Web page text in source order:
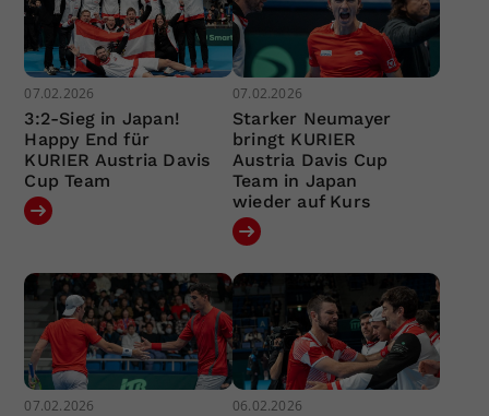
07.02.2026
3:2-Sieg in Japan!
Happy End für
KURIER Austria Davis
Cup Team
07.02.2026
Starker Neumayer
bringt KURIER
Austria Davis Cup
Team in Japan
wieder auf Kurs
07.02.2026 06.02.2026